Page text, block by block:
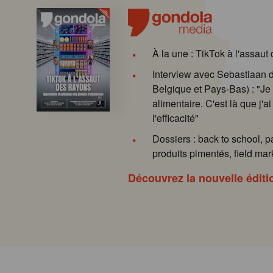
À la une : TikTok à l'assaut
Interview avec Sebastiaan
Belgique et Pays-Bas) :
alimentaire. C'est là que
l'efficacité"
Dossiers : back to school,
produits pimentés, field
Découvrez la nouvelle